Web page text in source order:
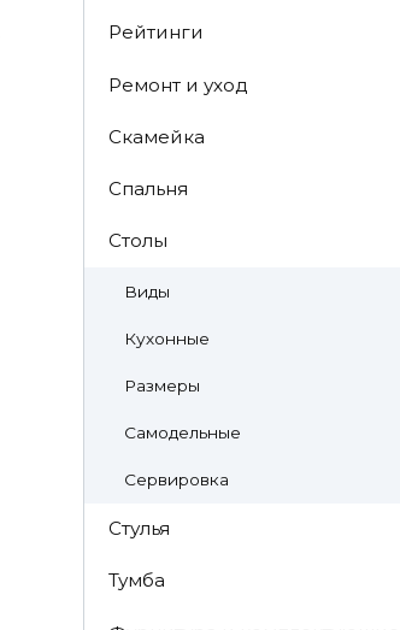
Рейтинги
Ремонт и уход
Скамейка
Спальня
Столы
Виды
Кухонные
Размеры
Самодельные
Сервировка
Стулья
Тумба